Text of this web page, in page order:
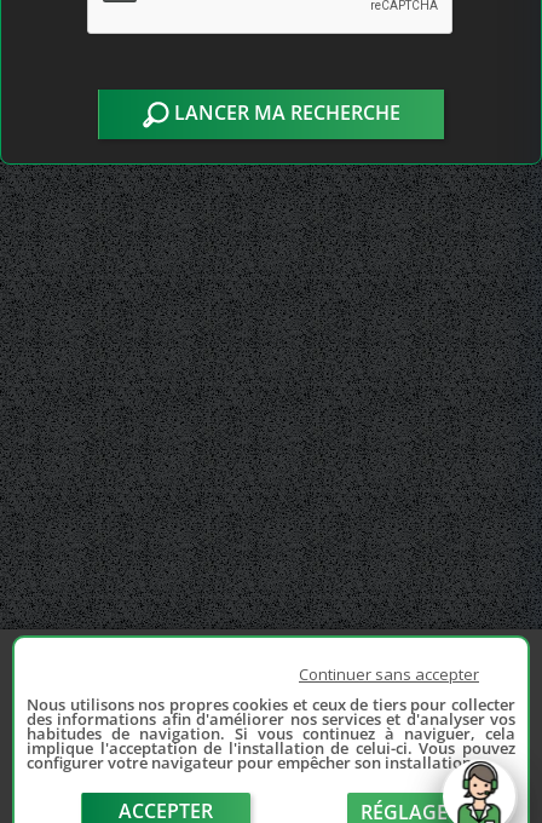
LANCER MA RECHERCHE
Continuer sans accepter
Nous utilisons nos propres cookies et ceux de tiers pour collecter
des informations afin d'améliorer nos services et d'analyser vos
habitudes de navigation. Si vous continuez à naviguer, cela
implique l'acceptation de l'installation de celui-ci. Vous pouvez
configurer votre navigateur pour empêcher son installation.
ACCEPTER RÉGLAGE